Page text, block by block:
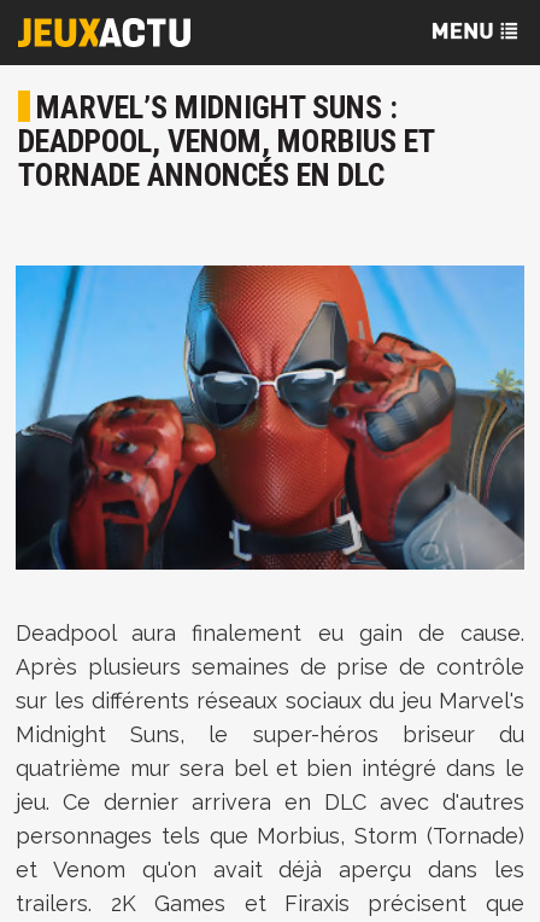
MARVEL’S MIDNIGHT SUNS :
DEADPOOL, VENOM, MORBIUS ET
TORNADE ANNONCÉS EN DLC
Deadpool aura finalement eu gain de cause.
Après plusieurs semaines de prise de contrôle
sur les différents réseaux sociaux du jeu Marvel's
Midnight Suns, le super-héros briseur du
quatrième mur sera bel et bien intégré dans le
jeu. Ce dernier arrivera en DLC avec d'autres
personnages tels que Morbius, Storm (Tornade)
et Venom qu'on avait déjà aperçu dans les
trailers. 2K Games et Firaxis précisent que